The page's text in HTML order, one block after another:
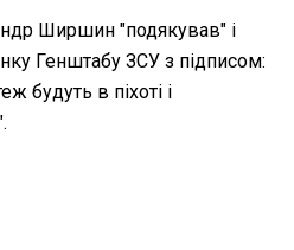
Ширшин "подякував" і
Генштабу ЗСУ з підписом:
будуть в піхоті і